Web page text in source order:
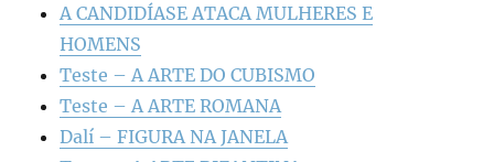
A CANDIDÍASE ATACA MULHERES E
HOMENS
Teste – A ARTE DO CUBISMO
Teste – A ARTE ROMANA
Dalí – FIGURA NA JANELA